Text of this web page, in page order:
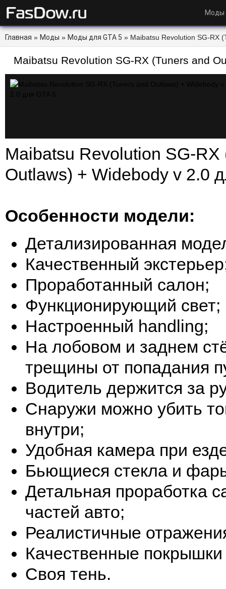
Моды
Главная » Моды » Моды для GTA 5 » Maibatsu Revolution SG-RX
Maibatsu Revolution SG-RX (Tuners and
2.0 для GTA 5
Maibatsu Revolution SG-RX
Outlaws) + Widebody v 2.0
Особенности модели:
Детализированная
Качественный
Проработанный салон;
Функционирующий свет;
Настроенный handling;
На лобовом и заднем
трещины от попадания
Водитель держится за
Снаружи можно убить
внутри;
Удобная камера при
Бьющиеся стекла и
Детальная проработка
частей авто;
Реалистичные
Качественные покрышки
Своя тень.